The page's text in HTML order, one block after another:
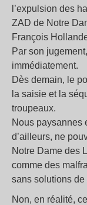
l’expulsion des
ZAD de Notre
François
Par son
immédiatement.
Dès demain, le
la saisie et la
troupeaux.
Nous paysannes
d’ailleurs, ne
Notre Dame des
comme des
sans solutions de
Non, en réalité,